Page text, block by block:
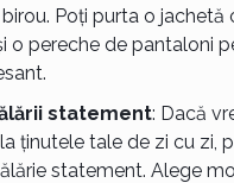
Poți purta o jachetă
o pereche de pantaloni
statement: Dacă
ținutele tale de zi cu zi,
statement. Alege